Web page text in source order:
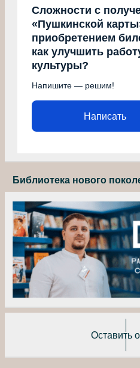
Сложности с
«Пушкинской
приобретением
как улучшить
культуры?
Напишите — решим!
Написать
Библиотека нового
Оставить